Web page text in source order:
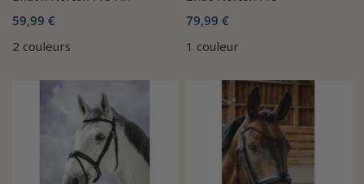
59,99 €
2 couleurs
79,99 €
1 couleur